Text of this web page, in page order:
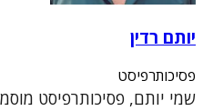
יותם רדין
פסיכותרפיסט
שמי יותם, פסיכותרפיסט